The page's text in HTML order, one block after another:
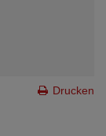
Drucken